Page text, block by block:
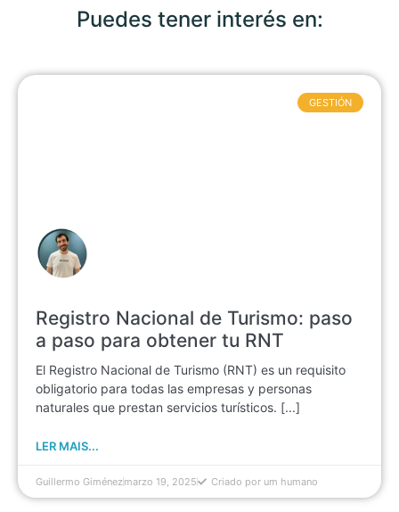
Puedes tener interés en:
Registro Nacional de Turismo: paso
a paso para obtener tu RNT
El Registro Nacional de Turismo (RNT) es un requisito
obligatorio para todas las empresas y personas
naturales que prestan servicios turísticos. [...]
LER MAIS...
GESTIÓN
Guillermo Giménezmarzo 19, 2025 Criado por um humano